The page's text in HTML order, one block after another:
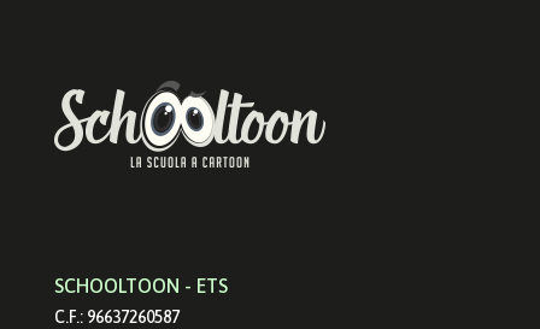
SCHOOLTOON - ETS
C.F.: 96637260587